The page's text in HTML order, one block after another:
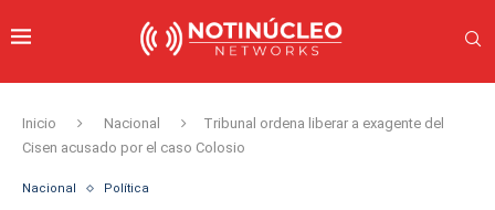
Inicio Nacional
Tribunal ordena liberar a exagente del
Cisen acusado por el caso Colosio
Nacional Política